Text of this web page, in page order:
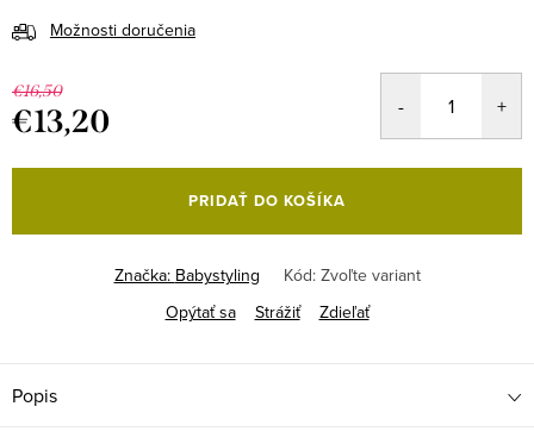
Možnosti doručenia
€16,50
€13,20
cena:
PRIDAŤ DO KOŠÍKA
Značka: Babystyling Kód: Zvoľte variant
Opýtať sa
Strážiť Zdieľať
Popis